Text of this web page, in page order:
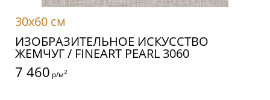
30x60 см
ИЗОБРАЗИТЕЛЬНОЕ ИСКУССТВО
ЖЕМЧУГ / FINEART PEARL 3060
7 460 р/м2